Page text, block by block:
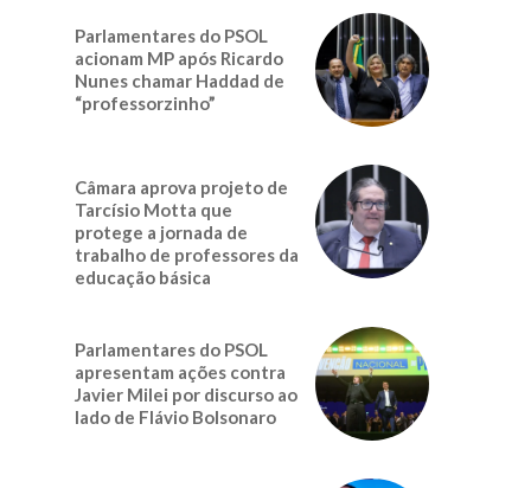
Parlamentares do PSOL
acionam MP após Ricardo
Nunes chamar Haddad de
“professorzinho”
Câmara aprova projeto de
Tarcísio Motta que
protege a jornada de
trabalho de professores da
educação básica
Parlamentares do PSOL
apresentam ações contra
Javier Milei por discurso ao
lado de Flávio Bolsonaro